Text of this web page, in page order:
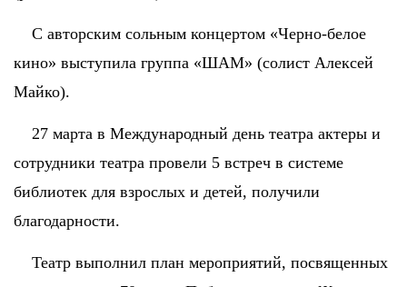
С авторским сольным концертом «Черно-белое
кино» выступила группа «ШАМ» (солист Алексей
Майко).
27 марта в Международный день театра актеры и
сотрудники театра провели 5 встреч в системе
библиотек для взрослых и детей, получили
благодарности.
Театр выполнил план мероприятий, посвященных